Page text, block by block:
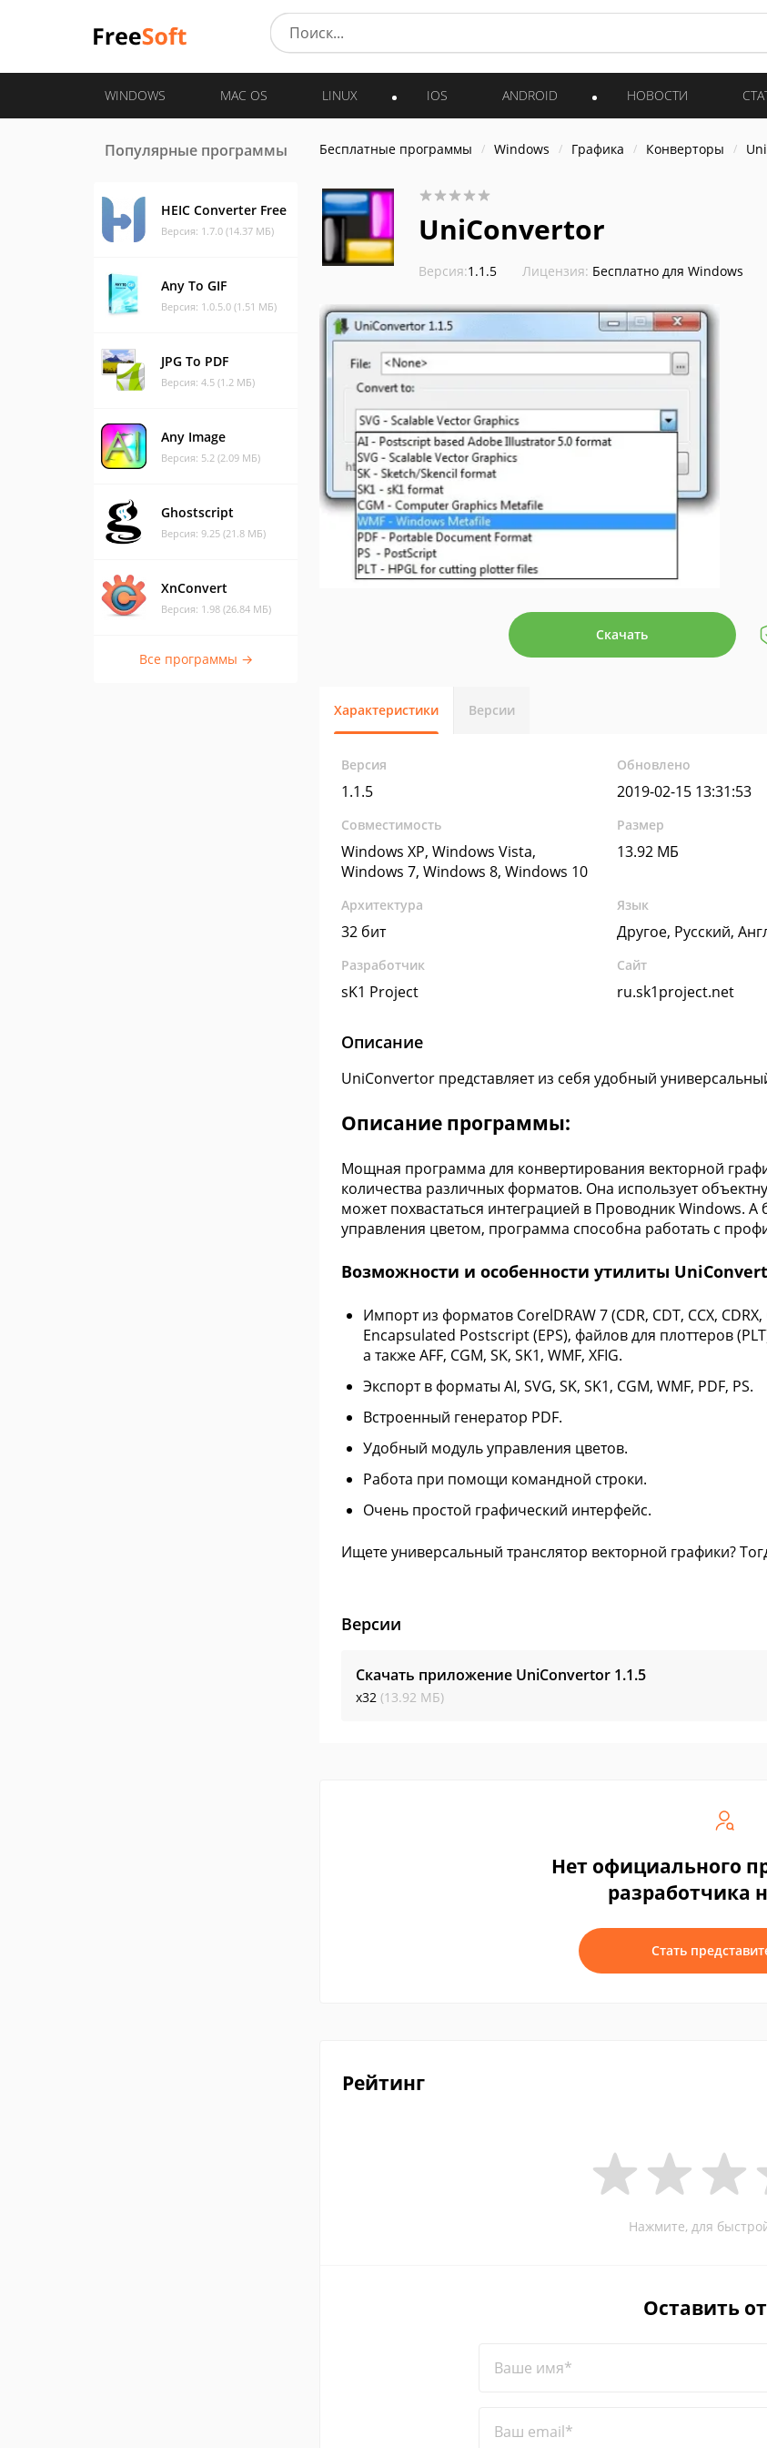
WINDOWS MAC OS LINUX IOS ANDROID НОВОСТИ
Популярные программы
HEIC Converter Free
Версия: 1.7.0 (14.37 МБ)
Any To GIF
Версия: 1.0.5.0 (1.51 МБ)
JPG To PDF
Версия: 4.5 (1.2 МБ)
Any Image
Версия: 5.2 (2.09 МБ)
Ghostscript
Версия: 9.25 (21.8 МБ)
XnConvert
Версия: 1.98 (26.84 МБ)
Все программы →
Бесплатные программы Windows Графика Конверторы
UniConvertor
Версия:1.1.5 Лицензия: Бесплатно для Windows
Скачать
Характеристики Версии
Версия
1.1.5
Обновлено
2019-02-15 13:31:53
Совместимость
Windows XP, Windows Vista,
Windows 7, Windows 8, Windows 10
Размер
13.92 МБ
Архитектура
32 бит
Язык
Другое, Русский,
Разработчик
sK1 Project
Сайт
ru.sk1project.net
Описание
UniConvertor представляет из себя удобный
Описание программы:
Мощная программа для конвертирования векторной
количества различных форматов. Она использует
может похвастаться интеграцией в Проводник Windows.
управления цветом, программа способна работать с
Возможности и особенности утилиты
Импорт из форматов CorelDRAW 7 (CDR, CDT, CCX,
Encapsulated Postscript (EPS), файлов для плоттеров
а также AFF, CGM, SK, SK1, WMF, XFIG.
Экспорт в форматы AI, SVG, SK, SK1, CGM, WMF, PDF, PS.
Встроенный генератор PDF.
Удобный модуль управления цветов.
Работа при помощи командной строки.
Очень простой графический интерфейс.
Ищете универсальный транслятор векторной графики?
Версии
Скачать приложение UniConvertor 1.1.5
x32 (13.92 МБ)
Нет официального
разработчика
Стать
Рейтинг
Нажмите, для
Оставить
Ваше имя*
Ваш email*